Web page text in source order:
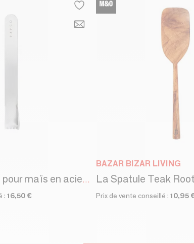
Éplucheur Poro pour maïs en acier inoxydable - collection EAtoCO / YOSHIKAWA
: 16,50 €
BAZAR BIZAR LIVING
La Spatule Teak Root
Prix de vente conseillé : 10,95